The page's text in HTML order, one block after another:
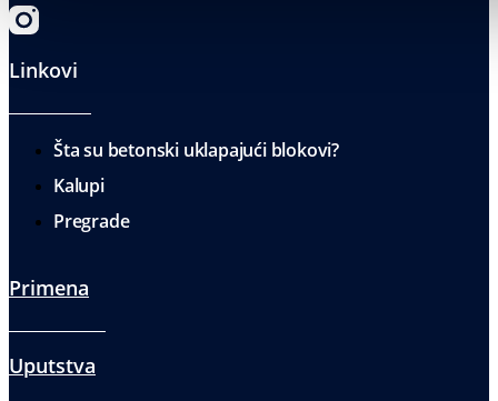
Linkovi
Šta su betonski uklapajući blokovi?
Kalupi
Pregrade
Primena
Uputstva